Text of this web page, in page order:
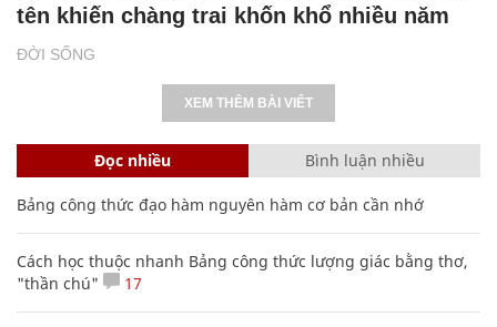
ĐỜI SỐNG
tên khiến chàng trai khốn khổ nhiều năm
XEM THÊM BÀI VIẾT
Đọc nhiều Bình luận nhiều
Bảng công thức đạo hàm nguyên hàm cơ bản cần nhớ
Cách học thuộc nhanh Bảng công thức lượng giác bằng thơ,
"thần chú"
17